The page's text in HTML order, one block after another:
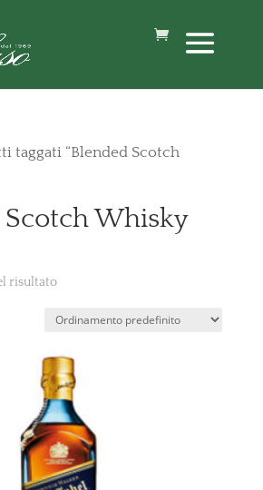
taggati “Blended Scotch
Whisky
risultato